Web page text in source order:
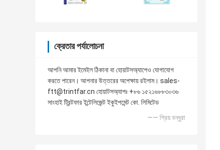
ক্রেতার পর্যালোচনা
আপনি আমার ইমেইল ঠিকানা বা হোয়াটসঅ্যাপেও যোগাযোগ
করতে পারেন। আপনার উত্তরের অপেক্ষায় রইলাম। sales-
ftt@trintfar.cn হোয়াটসঅ্যাপঃ +৮৬ ১৫২১৬৮৮৩০৩৬
সাংহাই ট্রিন্টফার ইন্টেলিজেন্ট ইকুইপমেন্ট কো. লিমিটেড
—— প্রিয় বন্ধুরা